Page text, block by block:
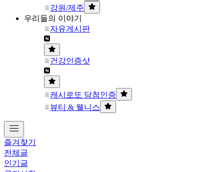
강원/제주
우리들의 이야기
자유게시판
건강인증샷
캐시로또 당첨인증
뷰티 & 웰니스
즐겨찾기
전체글
인기글